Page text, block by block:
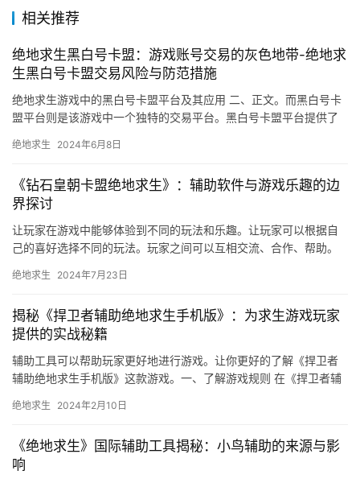
相关推荐
绝地求生黑白号卡盟：游戏账号交易的灰色地带-绝地求
生黑白号卡盟交易风险与防范措施
绝地求生游戏中的黑白号卡盟平台及其应用 二、正文。而黑白号卡
盟平台则是该游戏中一个独特的交易平台。黑白号卡盟平台提供了
绝地求生 2024年6月8日
《钻石皇朝卡盟绝地求生》：辅助软件与游戏乐趣的边
界探讨
让玩家在游戏中能够体验到不同的玩法和乐趣。让玩家可以根据自
己的喜好选择不同的玩法。玩家之间可以互相交流、合作、帮助。
绝地求生 2024年7月23日
揭秘《捍卫者辅助绝地求生手机版》：为求生游戏玩家
提供的实战秘籍
辅助工具可以帮助玩家更好地进行游戏。让你更好的了解《捍卫者
辅助绝地求生手机版》这款游戏。一、了解游戏规则 在《捍卫者辅
绝地求生 2024年2月10日
《绝地求生》国际辅助工具揭秘：小鸟辅助的来源与影
响